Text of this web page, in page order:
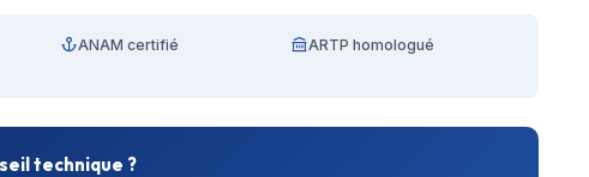
ANAM certifié
ARTP homologué
technique ?